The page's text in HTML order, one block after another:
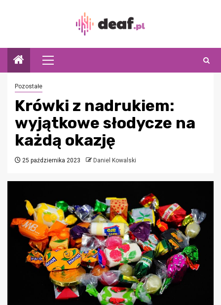
Menu
główne
Pozostałe
Krówki z nadrukiem:
wyjątkowe słodycze na
każdą okazję
25 października 2023 Daniel Kowalski